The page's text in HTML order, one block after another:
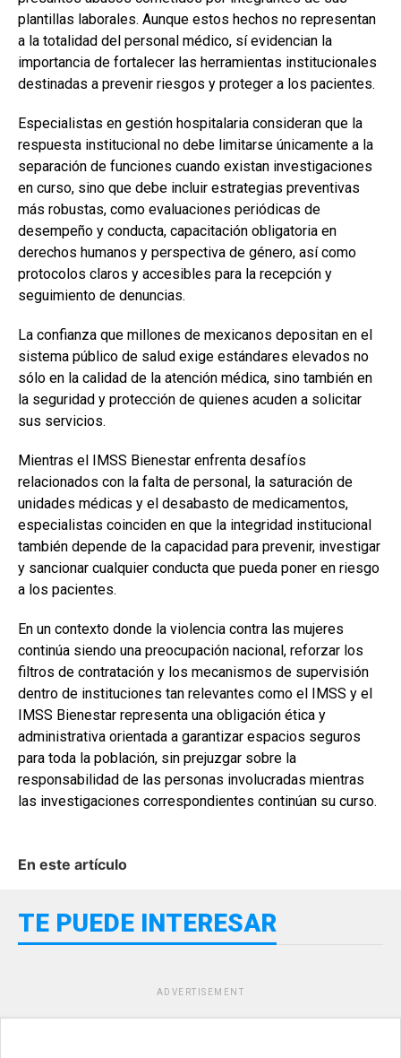
plantillas laborales. Aunque estos hechos no representan
a la totalidad del personal médico, sí evidencian la
importancia de fortalecer las herramientas institucionales
destinadas a prevenir riesgos y proteger a los pacientes.
Especialistas en gestión hospitalaria consideran que la
respuesta institucional no debe limitarse únicamente a la
separación de funciones cuando existan investigaciones
en curso, sino que debe incluir estrategias preventivas
más robustas, como evaluaciones periódicas de
desempeño y conducta, capacitación obligatoria en
derechos humanos y perspectiva de género, así como
protocolos claros y accesibles para la recepción y
seguimiento de denuncias.
La confianza que millones de mexicanos depositan en el
sistema público de salud exige estándares elevados no
sólo en la calidad de la atención médica, sino también en
la seguridad y protección de quienes acuden a solicitar
sus servicios.
Mientras el IMSS Bienestar enfrenta desafíos
relacionados con la falta de personal, la saturación de
unidades médicas y el desabasto de medicamentos,
especialistas coinciden en que la integridad institucional
también depende de la capacidad para prevenir, investigar
y sancionar cualquier conducta que pueda poner en riesgo
a los pacientes.
En un contexto donde la violencia contra las mujeres
continúa siendo una preocupación nacional, reforzar los
filtros de contratación y los mecanismos de supervisión
dentro de instituciones tan relevantes como el IMSS y el
IMSS Bienestar representa una obligación ética y
administrativa orientada a garantizar espacios seguros
para toda la población, sin prejuzgar sobre la
responsabilidad de las personas involucradas mientras
las investigaciones correspondientes continúan su curso.
En este artículo
TE PUEDE INTERESAR
ADVERTISEMENT